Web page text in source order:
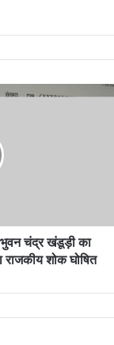
चंद्र खंडूड़ी का
राजकीय शोक घोषित